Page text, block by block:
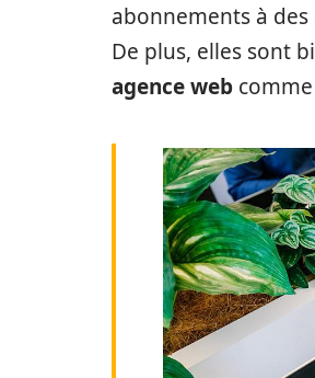
abonnements à
De plus, elles sont
agence web